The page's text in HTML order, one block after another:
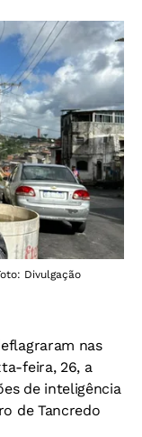
Divulgação
nas
feira, 26, a
de inteligência
de Tancredo